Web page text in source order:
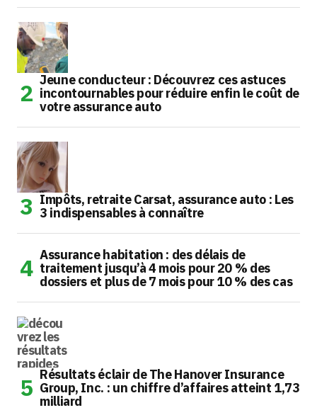
Jeune conducteur : Découvrez ces astuces
incontournables pour réduire enfin le coût de
votre assurance auto
Impôts, retraite Carsat, assurance auto : Les
3 indispensables à connaître
Assurance habitation : des délais de
traitement jusqu’à 4 mois pour 20 % des
dossiers et plus de 7 mois pour 10 % des cas
Résultats éclair de The Hanover Insurance
Group, Inc. : un chiffre d’affaires atteint 1,73
milliard